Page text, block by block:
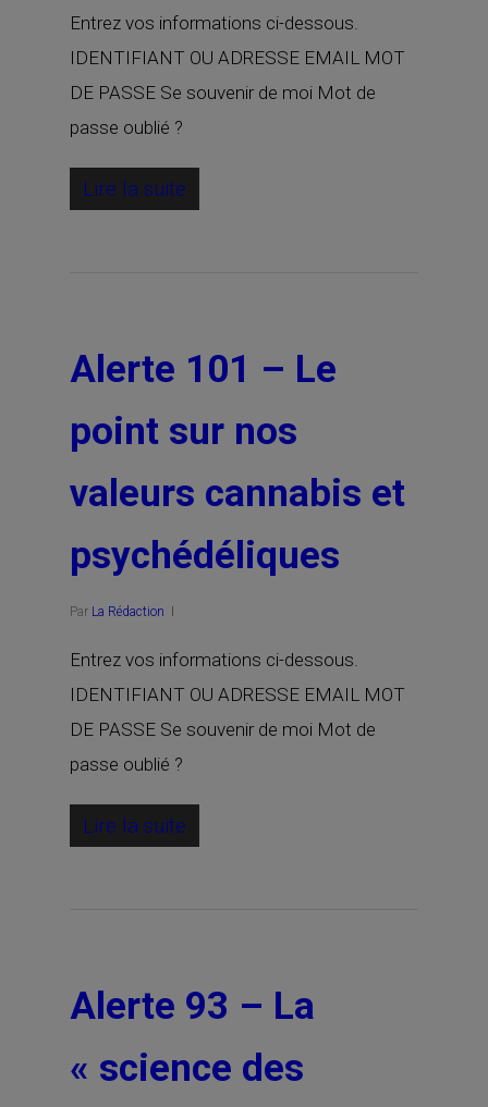
Entrez vos informations ci-dessous.
IDENTIFIANT OU ADRESSE EMAIL MOT
DE PASSE Se souvenir de moi Mot de
passe oublié ?
Lire la suite
Alerte 101 – Le
point sur nos
valeurs cannabis et
psychédéliques
Par La Rédaction
Entrez vos informations ci-dessous.
IDENTIFIANT OU ADRESSE EMAIL MOT
DE PASSE Se souvenir de moi Mot de
passe oublié ?
Lire la suite
Alerte 93 – La
« science des